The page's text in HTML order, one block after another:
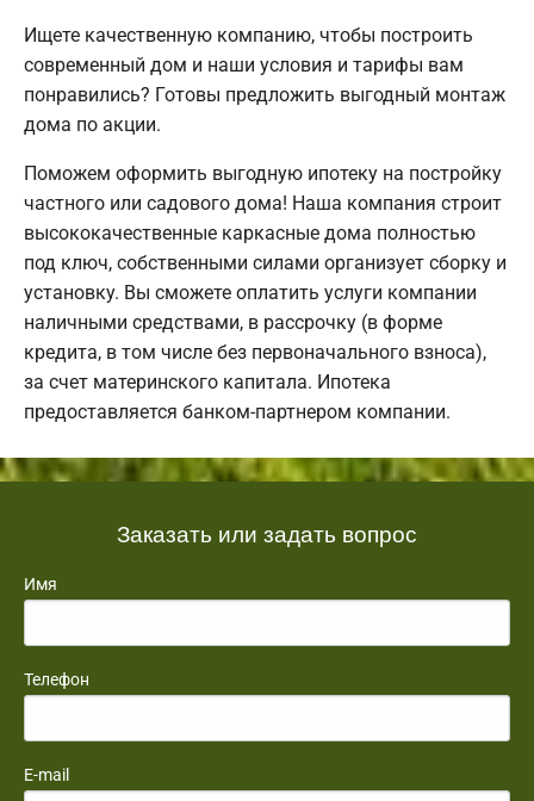
Ищете качественную компанию, чтобы построить
современный дом и наши условия и тарифы вам
понравились? Готовы предложить выгодный монтаж
дома по акции.
Поможем оформить выгодную ипотеку на постройку
частного или садового дома! Наша компания строит
высококачественные каркасные дома полностью
под ключ, собственными силами организует сборку и
установку. Вы сможете оплатить услуги компании
наличными средствами, в рассрочку (в форме
кредита, в том числе без первоначального взноса),
за счет материнского капитала. Ипотека
предоставляется банком-партнером компании.
Заказать или задать вопрос
Имя
Телефон
E-mail